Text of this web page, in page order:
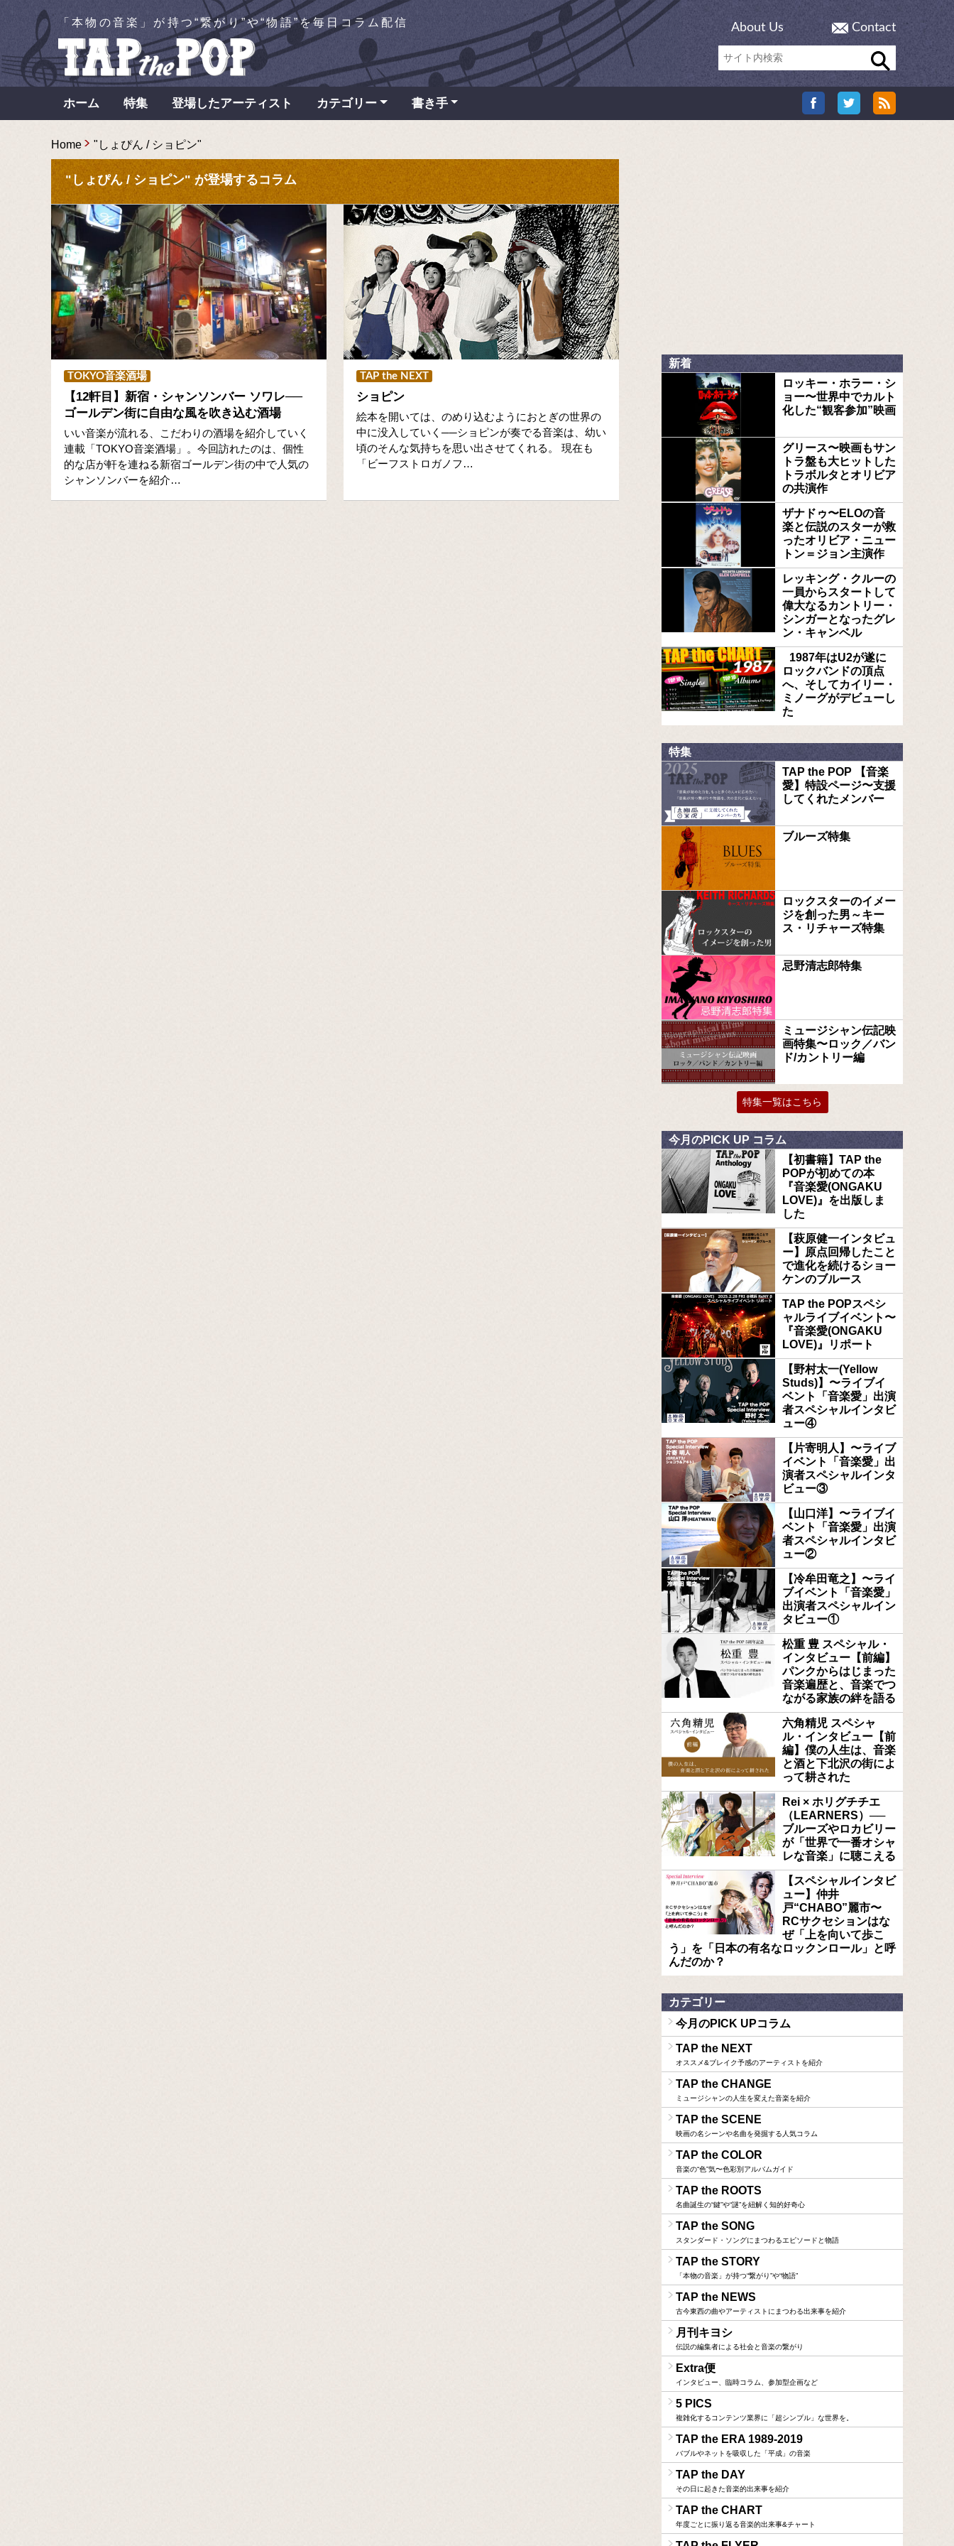
「本物の音楽」が持つ“繋がり”や“物語”を毎日コラム配信 About Us Contact
ホーム 特集 登場したアーティスト カテゴリー 書き手
Home "しょぴん / ショピン"
"しょぴん / ショピン" が登場するコラム
TOKYO音楽酒場
【12軒目】新宿・シャンソンバー ソワレ──
ゴールデン街に自由な風を吹き込む酒場
いい音楽が流れる、こだわりの酒場を紹介していく
連載「TOKYO音楽酒場」。今回訪れたのは、個性
的な店が軒を連ねる新宿ゴールデン街の中で人気の
シャンソンバーを紹介…
TAP the NEXT
ショピン
絵本を開いては、のめり込むようにおとぎの世界の
中に没入していく──ショピンが奏でる音楽は、幼い
頃のそんな気持ちを思い出させてくれる。 現在も
「ビーフストロガノフ…
新着
ロッキー・ホラー・シ
ョー〜世界中でカルト
化した“観客参加”映画
グリース〜映画もサン
トラ盤も大ヒットした
トラボルタとオリビア
の共演作
ザナドゥ〜ELOの音
楽と伝説のスターが救
ったオリビア・ニュー
トン＝ジョン主演作
レッキング・クルーの
一員からスタートして
偉大なるカントリー・
シンガーとなったグレ
ン・キャンベル
1987年はU2が遂に
ロックバンドの頂点
へ、そしてカイリー・
ミノーグがデビューし
た
特集
TAP the POP 【音楽
愛】特設ページ〜支援
してくれたメンバー
ブルーズ特集
ロックスターのイメー
ジを創った男～キー
ス・リチャーズ特集
忌野清志郎特集
ミュージシャン伝記映
画特集〜ロック／バン
ド/カントリー編
特集一覧はこちら
今月のPICK UP コラム
【初書籍】TAP the
POPが初めての本
『音楽愛(ONGAKU
LOVE)』を出版しま
した
【萩原健一インタビュ
ー】原点回帰したこと
で進化を続けるショー
ケンのブルース
TAP the POPスペシ
ャルライブイベント〜
『音楽愛(ONGAKU
LOVE)』リポート
【野村太一(Yellow
Studs)】〜ライブイ
ベント「音楽愛」出演
者スペシャルインタビ
ュー④
【片寄明人】〜ライブ
イベント「音楽愛」出
演者スペシャルインタ
ビュー③
【山口洋】〜ライブイ
ベント「音楽愛」出演
者スペシャルインタビ
ュー②
【冷牟田竜之】〜ライ
ブイベント「音楽愛」
出演者スペシャルイン
タビュー①
松重 豊 スペシャル・
インタビュー【前編】
パンクからはじまった
音楽遍歴と、音楽でつ
ながる家族の絆を語る
六角精児 スペシャ
ル・インタビュー【前
編】僕の人生は、音楽
と酒と下北沢の街によ
って耕された
Rei × ホリグチチエ
（LEARNERS）──
ブルーズやロカビリー
が「世界で一番オシャ
レな音楽」に聴こえる
【スペシャルインタビ
ュー】仲井
戸“CHABO”麗市〜
RCサクセションはな
ぜ「上を向いて歩こ
う」を「日本の有名なロックンロール」と呼
んだのか？
カテゴリー
今月のPICK UPコラム
TAP the NEXT
オススメ&ブレイク予感のアーティストを紹介
TAP the CHANGE
ミュージシャンの人生を変えた音楽を紹介
TAP the SCENE
映画の名シーンや名曲を発掘する人気コラム
TAP the COLOR
音楽の“色”気〜色彩別アルバムガイド
TAP the ROOTS
名曲誕生の“鍵”や“謎”を紐解く知的好奇心
TAP the SONG
スタンダード・ソングにまつわるエピソードと物語
TAP the STORY
「本物の音楽」が持つ“繋がり”や“物語”
TAP the NEWS
古今東西の曲やアーティストにまつわる出来事を紹介
月刊キヨシ
伝説の編集者による社会と音楽の繋がり
Extra便
インタビュー、臨時コラム、参加型企画など
5 PICS
複雑化するコンテンツ業界に「超シンプル」な世界を。
TAP the ERA 1989-2019
バブルやネットを吸収した「平成」の音楽
TAP the DAY
その日に起きた音楽的出来事を紹介
TAP the CHART
年度ごとに振り返る音楽的出来事&チャート